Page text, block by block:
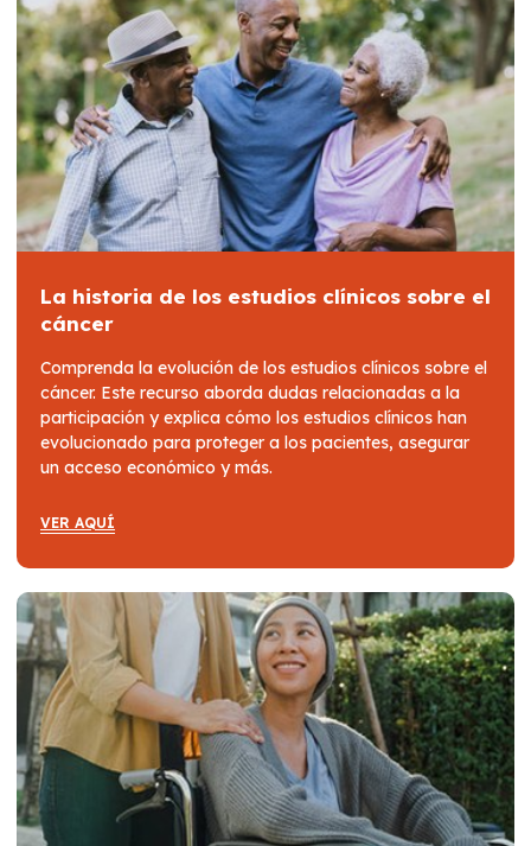
La historia de los estudios clínicos sobre el
cáncer
Comprenda la evolución de los estudios clínicos sobre el
cáncer. Este recurso aborda dudas relacionadas a la
participación y explica cómo los estudios clínicos han
evolucionado para proteger a los pacientes, asegurar
un acceso económico y más.
VER AQUÍ